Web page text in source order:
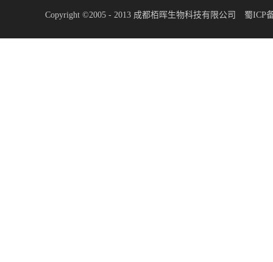
Copyright ©2005 - 2013 成都栢晖生物科技有限公司 蜀ICP